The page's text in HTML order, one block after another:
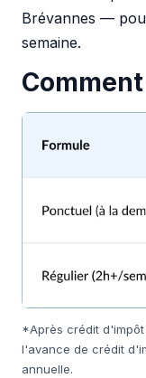
Brévannes —
semaine.
*Après crédit
l'avance de crédit
annuelle.